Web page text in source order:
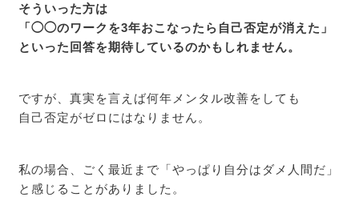
そういった方は
「◯◯のワークを3年おこなったら自己否定が消えた」
といった回答を期待しているのかもしれません。
ですが、真実を言えば何年メンタル改善をしても
自己否定がゼロにはなりません。
私の場合、ごく最近まで「やっぱり自分はダメ人間だ」
と感じることがありました。